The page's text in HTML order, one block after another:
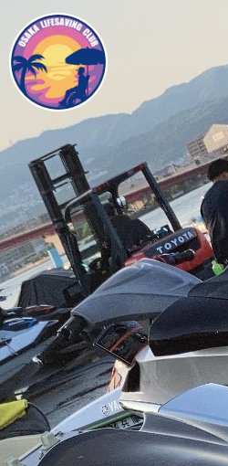
コンテンツへスキップ
メインナビゲーショ